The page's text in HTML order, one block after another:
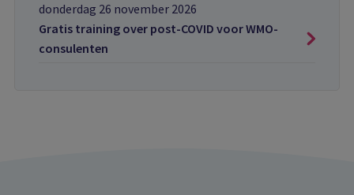
donderdag 26 november 2026
Gratis training over post-COVID voor WMO-
consulenten